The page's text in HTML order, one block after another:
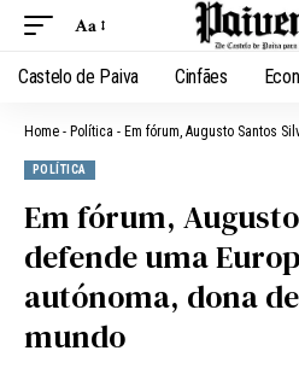
Aa
Castelo de Paiva Cinfães
Home - Política - Em fórum, Augusto Santos Silva defende
POLÍTICA
Em fórum,
defende uma
autónoma, dona
mundo